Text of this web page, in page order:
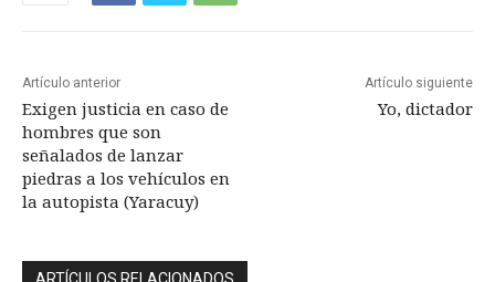
Artículo anterior
Exigen justicia en caso de
hombres que son
señalados de lanzar
piedras a los vehículos en
la autopista (Yaracuy)
Artículo siguiente
Yo, dictador